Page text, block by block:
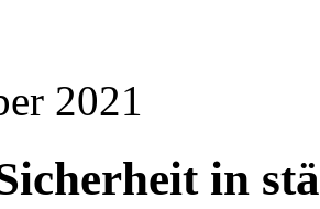
2021
in